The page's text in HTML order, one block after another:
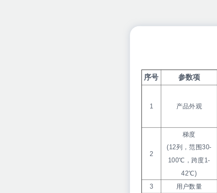
序号 参数项
1 产品外观
2
梯度
(12列，范围30-
100℃，跨度1-
42℃)
3
用户数量